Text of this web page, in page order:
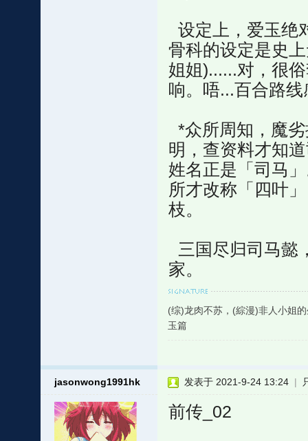
设定上，爱玉绝
骨科的设定是史
姐姐)......对，很
响。唔...百合路
*众所周知，魔
明，查资料才知
姓名正是「司马
所才改称「四叶
枝。
三国尽归司马懿
家。
(综)龙肉不苏，(綜漫)非人小姐
玉篇
jasonwong1991hk 发表于 2021-9-24 13:24 |
前传_02